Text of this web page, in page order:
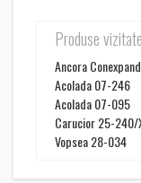
Produse
Ancora
Acolada 07-246
Acolada 07-095
Carucior 25-240/
Vopsea 28-034